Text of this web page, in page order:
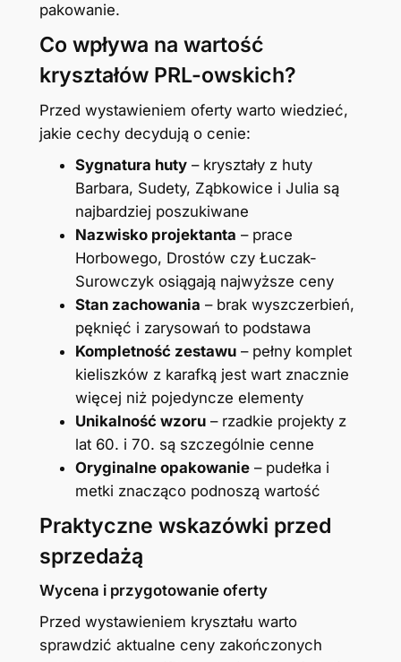
pakowanie.
Co wpływa na wartość
kryształów PRL-owskich?
Przed wystawieniem oferty warto wiedzieć,
jakie cechy decydują o cenie:
Sygnatura huty– kryształy z huty
Barbara, Sudety, Ząbkowice i Julia są
najbardziej poszukiwane
Nazwisko projektanta – prace
Horbowego, Drostów czy Łuczak-
Surowczyk osiągają najwyższe ceny
Stan zachowania – brak wyszczerbień,
pęknięć i zarysowań to podstawa
Kompletność zestawu– pełny komplet
kieliszków z karafką jest wart znacznie
więcej niż pojedyncze elementy
Unikalność wzoru– rzadkie projekty z
lat 60. i 70. są szczególnie cenne
Oryginalne opakowanie– pudełka i
metki znacząco podnoszą wartość
Praktyczne wskazówki przed
sprzedażą
Wycena i przygotowanie oferty
Przed wystawieniem kryształu warto
sprawdzić aktualne ceny zakończonych